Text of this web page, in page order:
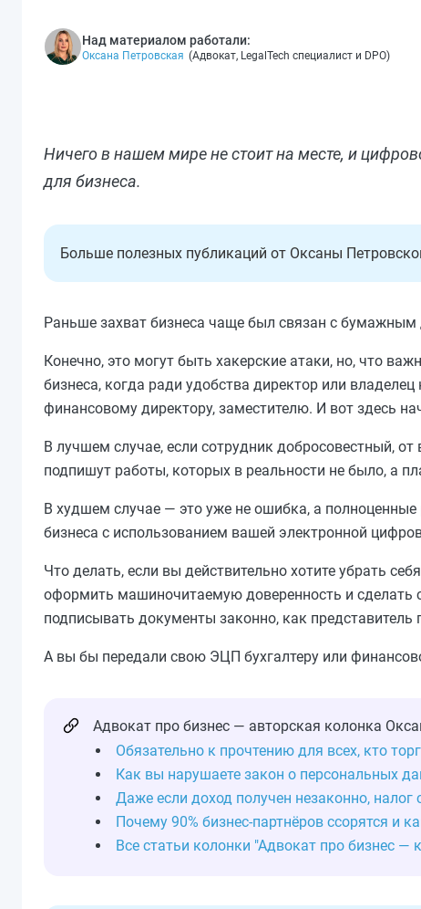
Над материалом работали:
Оксана Петровская (Адвокат, LegalTech специалист и DPO)
Ничего в нашем мире не стоит на месте, и
для бизнеса.
Больше полезных публикаций от Оксаны
Раньше захват бизнеса чаще был связан с
Конечно, это могут быть хакерские атаки, но, что
бизнеса, когда ради удобства директор или
финансовому директору, заместителю. И вот здесь
В лучшем случае, если сотрудник добросовестный,
подпишут работы, которых в реальности не было, а
В худшем случае — это уже не ошибка, а полноценные
бизнеса с использованием вашей электронной
Что делать, если вы действительно хотите убрать
оформить машиночитаемую доверенность и сделать
подписывать документы законно, как
А вы бы передали свою ЭЦП бухгалтеру или
Адвокат про бизнес — авторская колонка
Обязательно к прочтению для всех, кто
Как вы нарушаете закон о персональных
Даже если доход получен незаконно, налог
Почему 90% бизнес-партнёров ссорятся и
Все статьи колонки "Адвокат про бизнес